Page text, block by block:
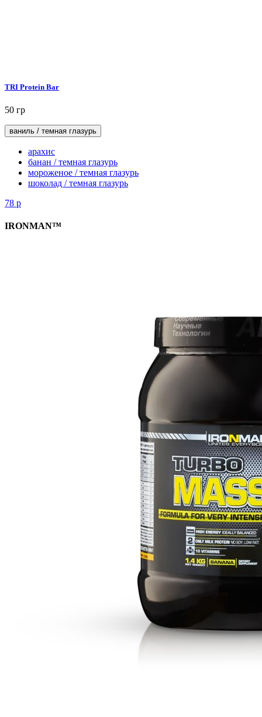
TRI Protein Bar
50 гр
ваниль / темная глазурь
арахис
банан / темная глазурь
мороженое / темная глазурь
шоколад / темная глазурь
78 р
IRONMAN™